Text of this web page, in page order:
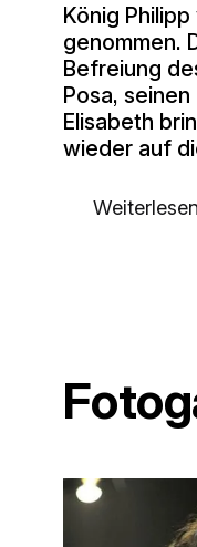
König
genommen.
Befreiung
Posa,
Elisabeth
wieder auf
Weiterlesen